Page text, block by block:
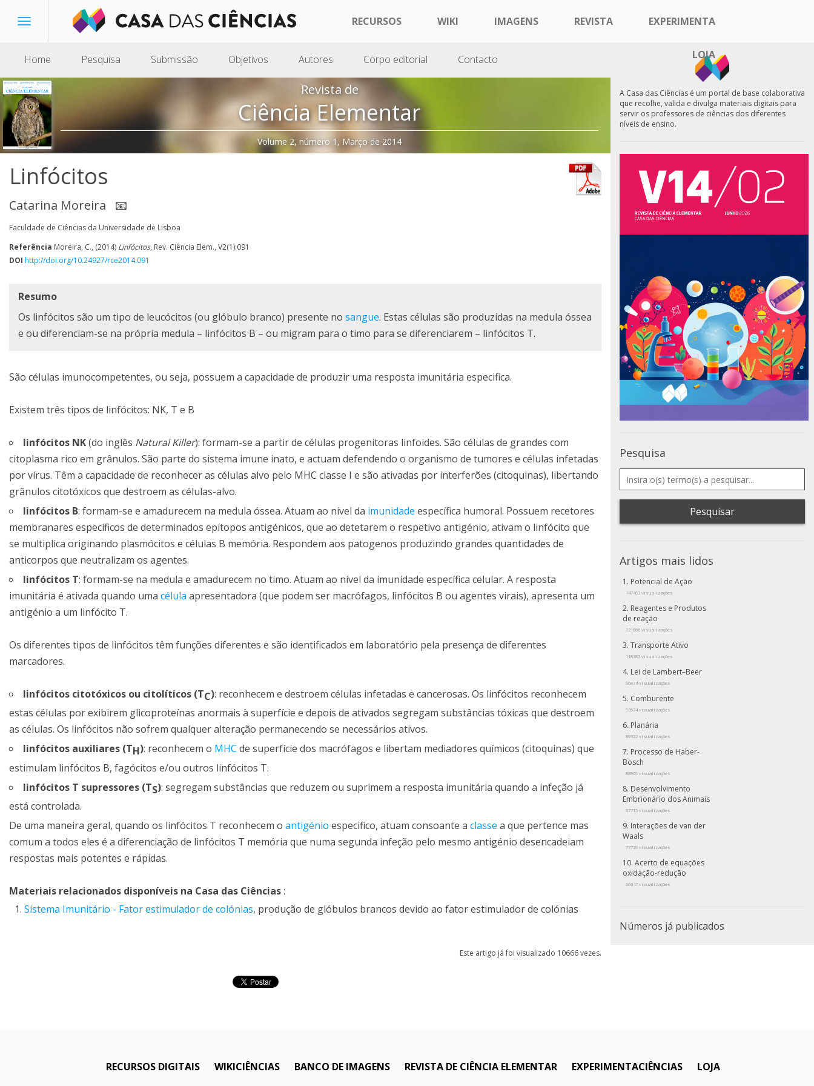
Toggle
RECURSOS WIKI IMAGENS REVISTA EXPERIMENTA
LOJA
Home Pesquisa Submissão Objetivos Autores Corpo editorial Contacto
Revista de
Ciência Elementar
Volume 2, número 1, Março de 2014
Linfócitos
Catarina Moreira 📧
Faculdade de Ciências da Universidade de Lisboa
Referência Moreira, C., (2014) Linfócitos, Rev. Ciência Elem., V2(1):091
DOI http://doi.org/10.24927/rce2014.091
Resumo
Os linfócitos são um tipo de leucócitos (ou glóbulo branco) presente no sangue. Estas células são produzidas na medula óssea
e ou diferenciam-se na própria medula – linfócitos B – ou migram para o timo para se diferenciarem – linfócitos T.
São células imunocompetentes, ou seja, possuem a capacidade de produzir uma resposta imunitária especifica.
Existem três tipos de linfócitos: NK, T e B
linfócitos NK(do inglês Natural Killer): formam-se a partir de células progenitoras linfoides. São células de grandes com
citoplasma rico em grânulos. São parte do sistema imune inato, e actuam defendendo o organismo de tumores e células infetadas
por vírus. Têm a capacidade de reconhecer as células alvo pelo MHC classe I e são ativadas por interferões (citoquinas), libertando
grânulos citotóxicos que destroem as células-alvo.
linfócitos B: formam-se e amadurecem na medula óssea. Atuam ao nível da imunidade específica humoral. Possuem recetores
membranares específicos de determinados epítopos antigénicos, que ao detetarem o respetivo antigénio, ativam o linfócito que
se multiplica originando plasmócitos e células B memória. Respondem aos patogenos produzindo grandes quantidades de
anticorpos que neutralizam os agentes.
linfócitos T: formam-se na medula e amadurecem no timo. Atuam ao nível da imunidade específica celular. A resposta
imunitária é ativada quando uma célula apresentadora (que podem ser macrófagos, linfócitos B ou agentes virais), apresenta um
antigénio a um linfócito T.
Os diferentes tipos de linfócitos têm funções diferentes e são identificados em laboratório pela presença de diferentes
marcadores.
linfócitos citotóxicos ou citolíticos (TC): reconhecem e destroem células infetadas e cancerosas. Os linfócitos reconhecem
estas células por exibirem glicoproteínas anormais à superfície e depois de ativados segregam substâncias tóxicas que destroem
as células. Os linfócitos não sofrem qualquer alteração permanecendo se necessários ativos.
linfócitos auxiliares (TH): reconhecem o MHC de superfície dos macrófagos e libertam mediadores químicos (citoquinas) que
estimulam linfócitos B, fagócitos e/ou outros linfócitos T.
linfócitos T supressores (TS): segregam substâncias que reduzem ou suprimem a resposta imunitária quando a infeção já
está controlada.
De uma maneira geral, quando os linfócitos T reconhecem o antigénio especifico, atuam consoante a classe a que pertence mas
comum a todos eles é a diferenciação de linfócitos T memória que numa segunda infeção pelo mesmo antigénio desencadeiam
respostas mais potentes e rápidas.
Materiais relacionados disponíveis na Casa das Ciências:
Sistema Imunitário - Fator estimulador de colónias, produção de glóbulos brancos devido ao fator estimulador de colónias
Este artigo já foi visualizado 10666 vezes.
A Casa das Ciências é um portal de base colaborativa
que recolhe, valida e divulga materiais digitais para
servir os professores de ciências dos diferentes
níveis de ensino.
Pesquisa
Pesquisar
Artigos mais lidos
Potencial de Ação
147463 visualizações
Reagentes e Produtos
de reação
121066 visualizações
Transporte Ativo
118385 visualizações
Lei de Lambert–Beer
96874 visualizações
Comburente
93574 visualizações
Planária
89322 visualizações
Processo de Haber-
Bosch
88909 visualizações
Desenvolvimento
Embrionário dos Animais
87715 visualizações
Interações de van der
Waals
77729 visualizações
Acerto de equações
oxidação-redução
66347 visualizações
Números já publicados
RECURSOS DIGITAIS WIKICIÊNCIAS BANCO DE IMAGENS REVISTA DE CIÊNCIA ELEMENTAR EXPERIMENTACIÊNCIAS LOJA